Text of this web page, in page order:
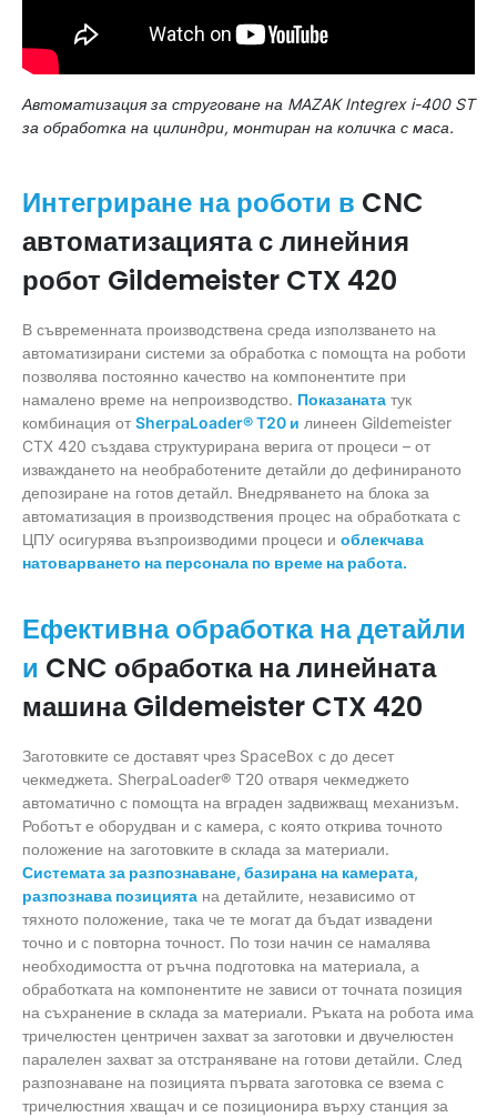
Автоматизация за струговане на MAZAK Integrex i-400 ST
за обработка на цилиндри, монтиран на количка с маса.
Интегриране на роботи в CNC
автоматизацията с линейния
робот Gildemeister CTX 420
В съвременната производствена среда използването на
автоматизирани системи за обработка с помощта на роботи
позволява постоянно качество на компонентите при
намалено време на непроизводство. Показаната тук
комбинация от SherpaLoader® T20 и линеен Gildemeister
CTX 420 създава структурирана верига от процеси – от
изваждането на необработените детайли до дефинираното
депозиране на готов детайл. Внедряването на блока за
автоматизация в производствения процес на обработката с
ЦПУ осигурява възпроизводими процеси и облекчава
натоварването на персонала по време на работа.
Ефективна обработка на детайли
и CNC обработка на линейната
машина Gildemeister CTX 420
Заготовките се доставят чрез SpaceBox с до десет
чекмеджета. SherpaLoader® T20 отваря чекмеджето
автоматично с помощта на вграден задвижващ механизъм.
Роботът е оборудван и с камера, с която открива точното
положение на заготовките в склада за материали.
Системата за разпознаване, базирана на камерата,
разпознава позицията на детайлите, независимо от
тяхното положение, така че те могат да бъдат извадени
точно и с повторна точност. По този начин се намалява
необходимостта от ръчна подготовка на материала, а
обработката на компонентите не зависи от точната позиция
на съхранение в склада за материали. Ръката на робота има
тричелюстен центричен захват за заготовки и двучелюстен
паралелен захват за отстраняване на готови детайли. След
разпознаване на позицията първата заготовка се взема с
тричелюстния хващач и се позиционира върху станция за